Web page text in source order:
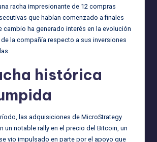
racha impresionante de 12 compras
que habían comenzado a finales
cambio ha generado interés en la evolución
la compañía respecto a sus inversiones
histórica
las adquisiciones de MicroStrategy
un notable rally en el precio del Bitcoin, un
vio impulsado en parte por el apoyo que